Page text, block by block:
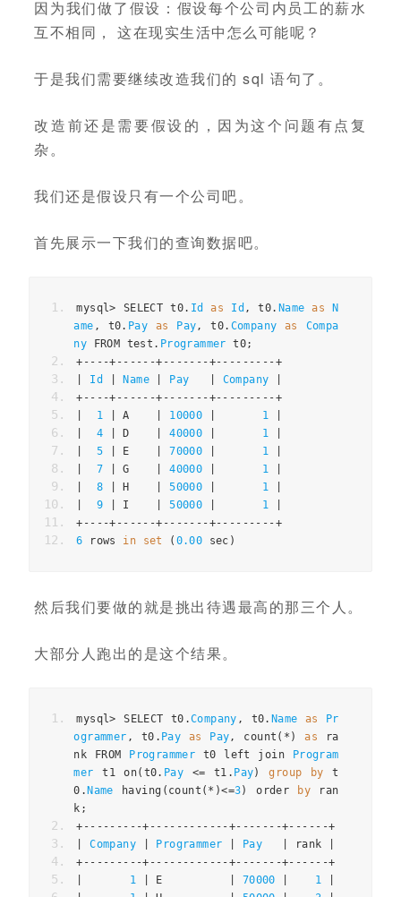
因为我们做了假设：假设每个公司内员工的薪水
互不相同， 这在现实生活中怎么可能呢？
于是我们需要继续改造我们的 sql 语句了。
改造前还是需要假设的，因为这个问题有点复
杂。
我们还是假设只有一个公司吧。
首先展示一下我们的查询数据吧。
mysql> SELECT t0. Id as Id , t0. Name as
N
ame , t0. Pay as Pay, t0. Company as
Compa
ny FROM test . Programmer t0;
+----+------+-------+---------+
Id Name Pay Company
+----+------+-------+---------+
1 A 10000 1
4 D 40000 1
5 E 70000 1
7 G 40000 1
8 H 50000 1
9 I 50000 1
+----+------+-------+---------+
6 rows in set ( 0.00 sec )
然后我们要做的就是挑出待遇最高的那三个人。
大部分人跑出的是这个结果。
mysql> SELECT t0 .Company , t0. Name as
Pr
ogrammer , t0 . Pay as Pay, count (*) as ra
nk FROM
Programmer t0 left join
Program
mer t1 on( t0. Pay <= t1 . Pay) group by t
0 . Name having ( count (*)<=3) order by ran
k ;
+---------+------------+-------+------+
Company Programmer Pay rank
+---------+------------+-------+------+
1 E 70000 1